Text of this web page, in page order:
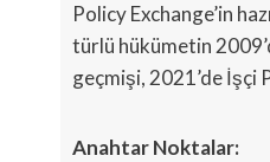
Policy Exchange’in
türlü hükümetin
geçmişi, 2021’de İşçi
Anahtar Noktalar: